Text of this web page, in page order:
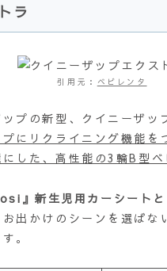
ラ
引用元： ベビレンタ
プの新型、クイニーザッ
にリクライニング機能を
した、高性能の3輪B型ベ
』新生児用カーシート
お出かけのシーンを選ばな
。